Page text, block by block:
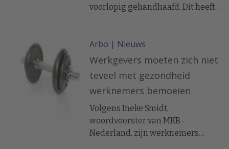
voorlopig gehandhaafd. Dit heeft
Aanvankelijk was het de
bedoeling de beleidsregels per 1
januari 2010 te laten vervallen.
Arbo | Nieuws
Werkgevers moeten zich niet
teveel met gezondheid
werknemers bemoeien
Volgens Ineke Smidt,
woordvoerster van MKB-
Nederland, zijn werknemers